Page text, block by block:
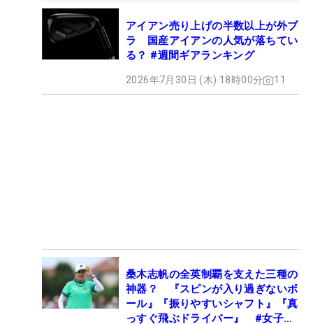
アイアン売り上げの半数以上が外ブ
ラ 国産アイアンの人気が落ちてい
る？ #週間ギアランキング
2026年7月30日 (木) 18時00分 11
桑木志帆の全英制覇を支えた三種の
神器？ 『スピンが入り過ぎないボ
ール』『振りやすいシャフト』『真
っすぐ飛ぶドライバー』 #女子プ